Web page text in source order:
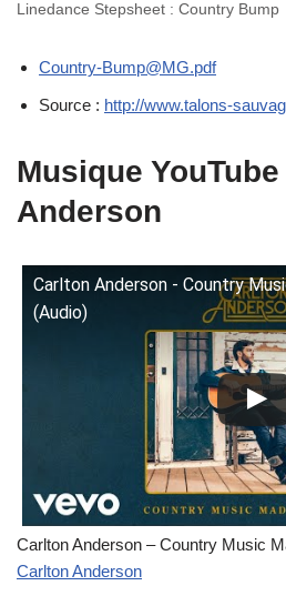
Linedance Stepsheet : Country Bump
Country-Bump@MG.pdf
Source : http://www.talons-
Musique
Anderson
Carlton Anderson - Country
(Audio)
Carlton Anderson – Country Music
Carlton Anderson